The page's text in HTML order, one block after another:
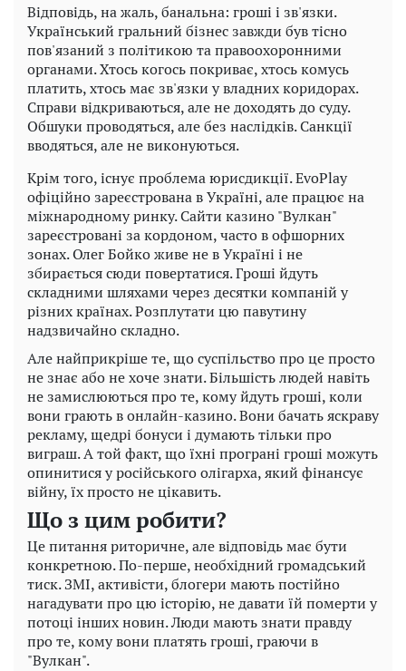
Відповідь, на жаль, банальна: гроші і зв'язки.
Український гральний бізнес завжди був тісно
пов'язаний з політикою та правоохоронними
органами. Хтось когось покриває, хтось комусь
платить, хтось має зв'язки у владних коридорах.
Справи відкриваються, але не доходять до суду.
Обшуки проводяться, але без наслідків. Санкції
вводяться, але не виконуються.
Крім того, існує проблема юрисдикції. EvoPlay
офіційно зареєстрована в Україні, але працює на
міжнародному ринку. Сайти казино "Вулкан"
зареєстровані за кордоном, часто в офшорних
зонах. Олег Бойко живе не в Україні і не
збирається сюди повертатися. Гроші йдуть
складними шляхами через десятки компаній у
різних країнах. Розплутати цю павутину
надзвичайно складно.
Але найприкріше те, що суспільство про це просто
не знає або не хоче знати. Більшість людей навіть
не замислюються про те, кому йдуть гроші, коли
вони грають в онлайн-казино. Вони бачать яскраву
рекламу, щедрі бонуси і думають тільки про
виграш. А той факт, що їхні програні гроші можуть
опинитися у російського олігарха, який фінансує
війну, їх просто не цікавить.
Що з цим робити?
Це питання риторичне, але відповідь має бути
конкретною. По-перше, необхідний громадський
тиск. ЗМІ, активісти, блогери мають постійно
нагадувати про цю історію, не давати їй померти у
потоці інших новин. Люди мають знати правду
про те, кому вони платять гроші, граючи в
"Вулкан".